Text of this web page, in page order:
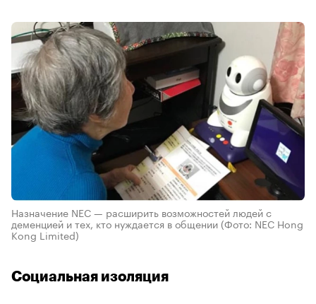
Назначение NEC — расширить возможностей людей с
деменцией и тех, кто нуждается в общении (Фото: NEC Hong
Kong Limited)
Социальная изоляция